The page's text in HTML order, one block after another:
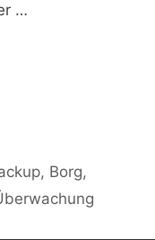
…
, Borg,